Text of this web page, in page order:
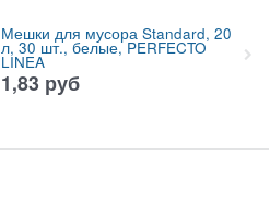
Мешки для мусора Standard, 20
л, 30 шт., белые, PERFECTO
LINEA
1,83 руб